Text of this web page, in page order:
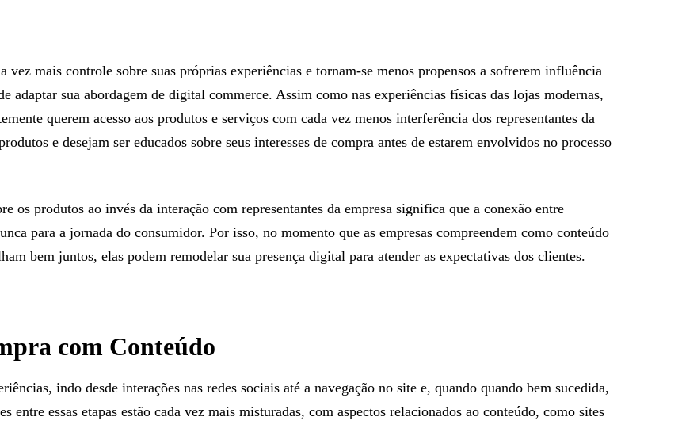
vez mais controle sobre suas próprias experiências e tornam-se menos propensos a sofrerem influência
adaptar sua abordagem de digital commerce. Assim como nas experiências físicas das lojas modernas,
querem acesso aos produtos e serviços com cada vez menos interferência dos representantes da
e desejam ser educados sobre seus interesses de compra antes de estarem envolvidos no processo
os produtos ao invés da interação com representantes da empresa significa que a conexão entre
para a jornada do consumidor. Por isso, no momento que as empresas compreendem como conteúdo
bem juntos, elas podem remodelar sua presença digital para atender as expectativas dos clientes.
com Conteúdo
indo desde interações nas redes sociais até a navegação no site e, quando quando bem sucedida,
essas etapas estão cada vez mais misturadas, com aspectos relacionados ao conteúdo, como sites